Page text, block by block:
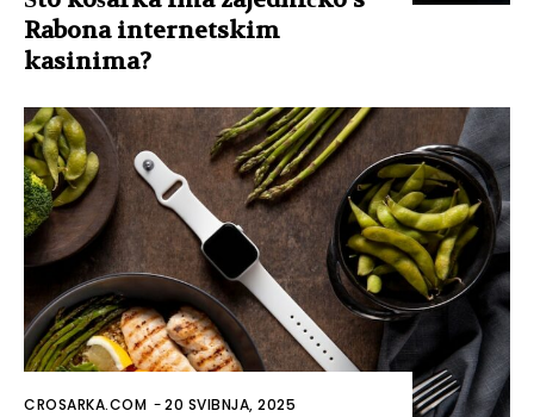
Rabona internetskim
kasinima?
CROSARKA.COM -20 SVIBNJA, 2025